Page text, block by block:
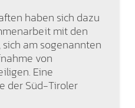
haben sich dazu
mit den
am sogenannten
von
Eine
der Süd-Tiroler